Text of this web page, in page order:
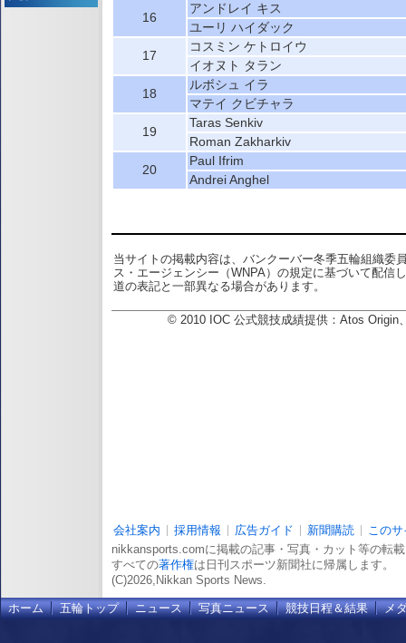
16
アンドレイ キス
ユーリ ハイダック
17
コスミン ケトロイウ
イオヌト タラン
18
ルボシュ イラ
マテイ クビチャラ
19
Taras Senkiv
Roman Zakharkiv
20
Paul Ifrim
Andrei Anghel
当サイトの掲載内容は、バンクーバー冬季五輪組織委
ス・エージェンシー（WNPA）の規定に基づいて配信
道の表記と一部異なる場合があります。
© 2010 IOC 公式競技成績提供：Atos Origin
会社案内 採用情報 広告ガイド 新聞購読
この
nikkansports.comに掲載の記事・写真・カット等の転
すべての著作権は日刊スポーツ新聞社に帰属します。
(C)2026,Nikkan Sports News.
ホーム 五輪トップ ニュース 写真ニュース 競技日程＆結果 メ